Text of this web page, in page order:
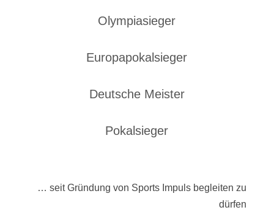
Olympiasieger
Europapokalsieger
Deutsche Meister
Pokalsieger
… seit Gründung von Sports Impuls begleiten zu
dürfen